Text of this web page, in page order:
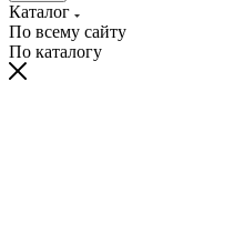
Каталог
По всему сайту
По каталогу